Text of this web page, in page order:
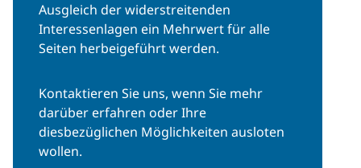
Ausgleich der widerstreitenden
Interessenlagen ein Mehrwert für alle
Seiten herbeigeführt werden.
Kontaktieren Sie uns, wenn Sie mehr
darüber erfahren oder Ihre
diesbezüglichen Möglichkeiten ausloten
wollen.